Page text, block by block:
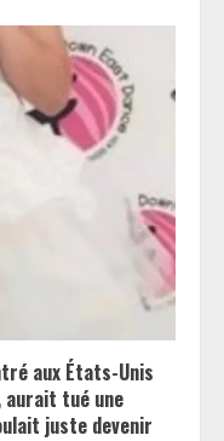
aux États-Unis
aurait tué une
juste devenir